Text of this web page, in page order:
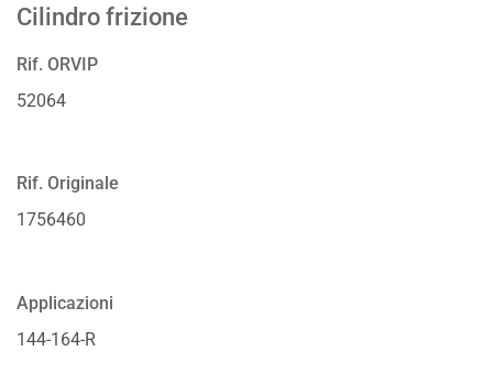
Cilindro frizione
Rif. ORVIP
52064
Rif. Originale
1756460
Applicazioni
144-164-R